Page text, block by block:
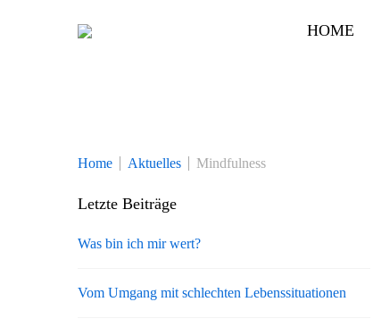
HOME
Home Aktuelles Mindfulness
Letzte Beiträge
Was bin ich mir wert?
Vom Umgang mit schlechten Lebenssituationen